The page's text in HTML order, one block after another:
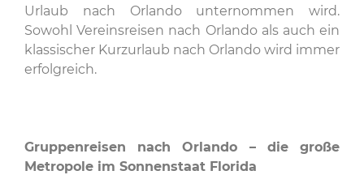
Urlaub nach Orlando unternommen wird.
Sowohl Vereinsreisen nach Orlando als auch ein
klassischer Kurzurlaub nach Orlando wird immer
erfolgreich.
Gruppenreisen nach Orlando – die große
Metropole im Sonnenstaat Florida